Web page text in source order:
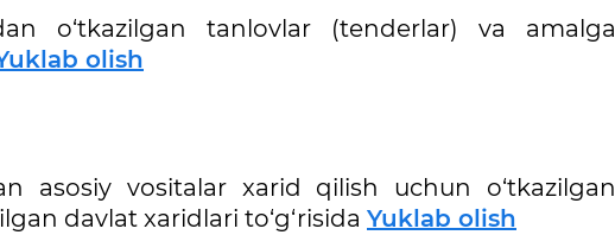
o‘tkazilgan tanlovlar (tenderlar) va amalga
olish
asosiy vositalar xarid qilish uchun o‘tkazilgan
davlat xaridlari to‘g‘risida Yuklab olish